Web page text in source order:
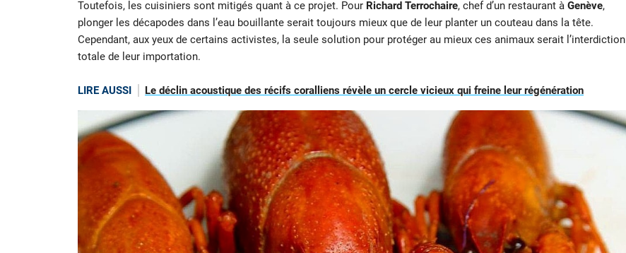
Toutefois, les cuisiniers sont mitigés quant à ce projet. Pour Richard Terrochaire, chef d’un restaurant à Genève,
plonger les décapodes dans l’eau bouillante serait toujours mieux que de leur planter un couteau dans la tête.
Cependant, aux yeux de certains activistes, la seule solution pour protéger au mieux ces animaux serait l’interdiction
totale de leur importation.
LIRE AUSSI Le déclin acoustique des récifs coralliens révèle un cercle vicieux qui freine leur régénération